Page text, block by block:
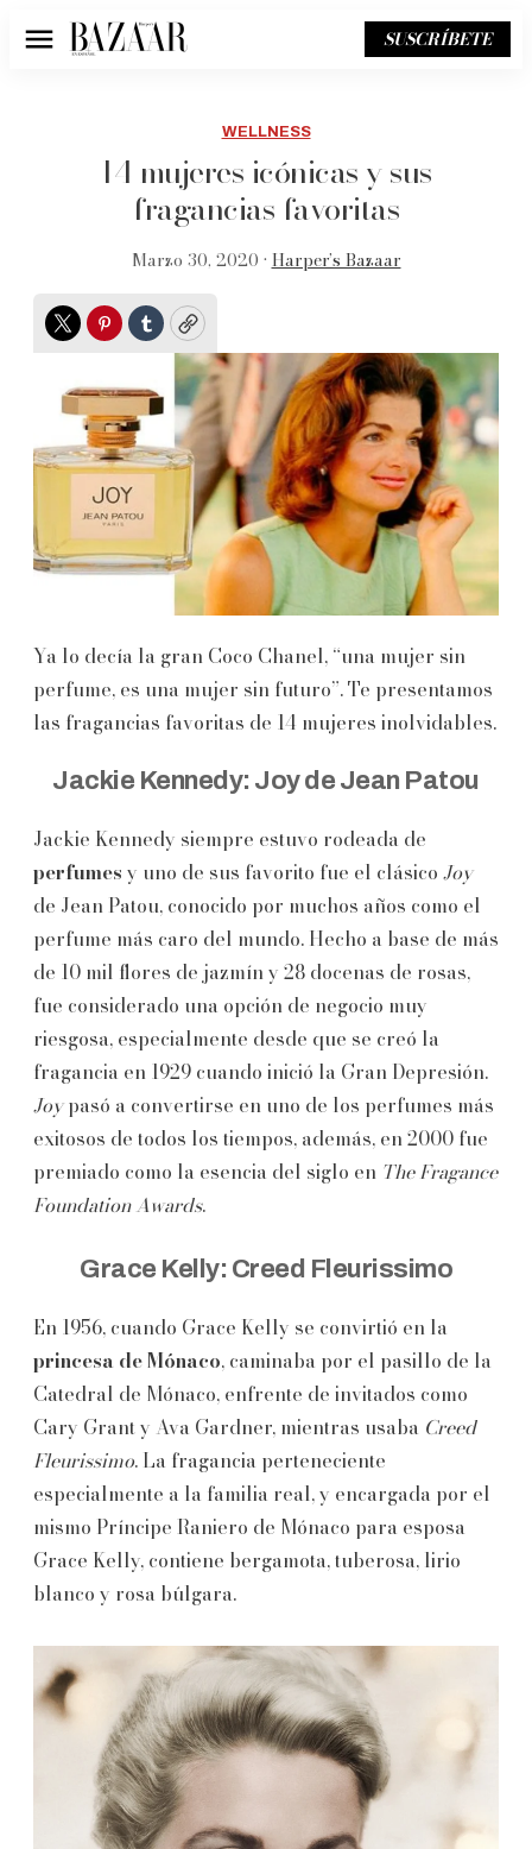
Menú SUSCRÍBETE
WELLNESS
14 mujeres icónicas y sus
fragancias favoritas
Marzo 30, 2020 • Harper’s Bazaar
TwitterPinterest
TumblrCopy
Ya lo decía la gran Coco Chanel, “una mujer sin
perfume, es una mujer sin futuro”. Te presentamos
las fragancias favoritas de 14 mujeres inolvidables.
Jackie Kennedy: Joy de Jean Patou
Jackie Kennedy siempre estuvo rodeada de
perfumes y uno de sus favorito fue el clásico Joy
de Jean Patou, conocido por muchos años como el
perfume más caro del mundo. Hecho a base de más
de 10 mil flores de jazmín y 28 docenas de rosas,
fue considerado una opción de negocio muy
riesgosa, especialmente desde que se creó la
fragancia en 1929 cuando inició la Gran Depresión.
Joypasó a convertirse en uno de los perfumes más
exitosos de todos los tiempos, además, en 2000 fue
premiado como la esencia del siglo en The Fragance
Foundation Awards.
Grace Kelly: Creed Fleurissimo
En 1956, cuando Grace Kelly se convirtió en la
princesa de Mónaco, caminaba por el pasillo de la
Catedral de Mónaco, enfrente de invitados como
Cary Grant y Ava Gardner, mientras usaba Creed
Fleurissimo. La fragancia perteneciente
especialmente a la familia real, y encargada por el
mismo Príncipe Raniero de Mónaco para esposa
Grace Kelly, contiene bergamota, tuberosa, lirio
blanco y rosa búlgara.